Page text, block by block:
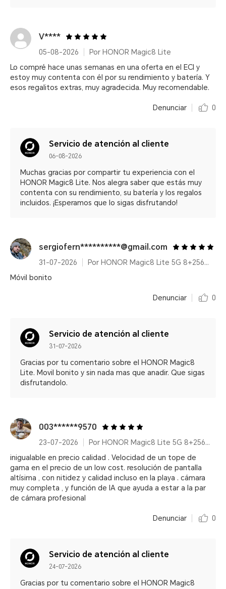
V****
05-08-2026
Por HONOR Magic8 Lite
Lo compré hace unas semanas en una oferta en el ECI y
estoy muy contenta con él por su rendimiento y batería. Y
esos regalitos extras, muy agradecida. Muy recomendable.
Denunciar 0
Servicio de atención al cliente
06-08-2026
Muchas gracias por compartir tu experiencia con el
HONOR Magic8 Lite. Nos alegra saber que estás muy
contenta con su rendimiento, su batería y los regalos
incluidos. ¡Esperamos que lo sigas disfrutando!
sergiofern**********@gmail.com
31-07-2026
Por HONOR Magic8 Lite 5G 8+256GB Reddish Brown/ 7500mAh/ IP68/IP69K/ 6000nits/ 2.5m Resistencia a caídas certificada
Móvil bonito
Denunciar 0
Servicio de atención al cliente
31-07-2026
Gracias por tu comentario sobre el HONOR Magic8
Lite. Movil bonito y sin nada mas que anadir. Que sigas
disfrutandolo.
003******9570
23-07-2026
Por HONOR Magic8 Lite 5G 8+256GB Reddish Brown/ 7500mAh/ IP68/IP69K/ 6000nits/ 2.5m Resistencia a caídas certificada
inigualable en precio calidad . Velocidad de un tope de
gama en el precio de un low cost. resolución de pantalla
altísima , con nitidez y calidad incluso en la playa . cámara
muy completa , y función de IA que ayuda a estar a la par
de cámara profesional
Denunciar 0
Servicio de atención al cliente
24-07-2026
Gracias por tu comentario sobre el HONOR Magic8